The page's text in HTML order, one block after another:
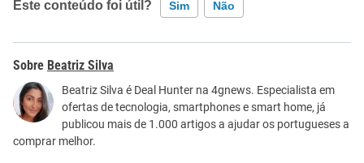
Este conteúdo foi útil? Sim Não
Este conteúdo contém informação incorreta
Este conteúdo não tem a informação que procuro
Outro
Beatriz Silva
Beatriz Silva é Deal Hunter na 4gnews. Especialista em
ofertas de tecnologia, smartphones e smart home, já
publicou mais de 1.000 artigos a ajudar os portugueses a
comprar melhor.